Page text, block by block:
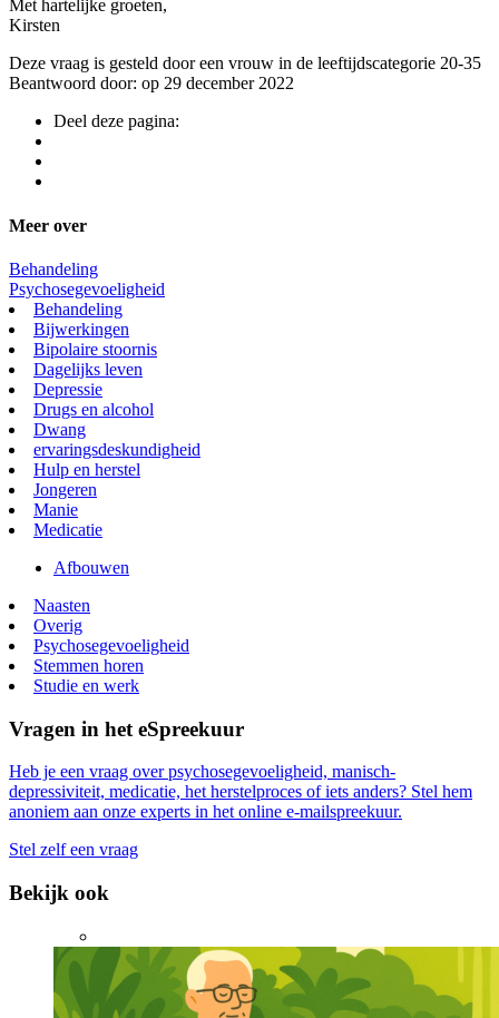
Met hartelijke groeten,
Kirsten
Deze vraag is gesteld door een vrouw in de leeftijdscategorie 20-35
Beantwoord door: op 29 december 2022
Deel deze pagina:
Meer over
Behandeling
Psychosegevoeligheid
Behandeling
Bijwerkingen
Bipolaire stoornis
Dagelijks leven
Depressie
Drugs en alcohol
Dwang
ervaringsdeskundigheid
Hulp en herstel
Jongeren
Manie
Medicatie
Afbouwen
Naasten
Overig
Psychosegevoeligheid
Stemmen horen
Studie en werk
Vragen in het eSpreekuur
Heb je een vraag over psychosegevoeligheid, manisch-
depressiviteit, medicatie, het herstelproces of iets anders? Stel hem
anoniem aan onze experts in het online e-mailspreekuur.
Stel zelf een vraag
Bekijk ook